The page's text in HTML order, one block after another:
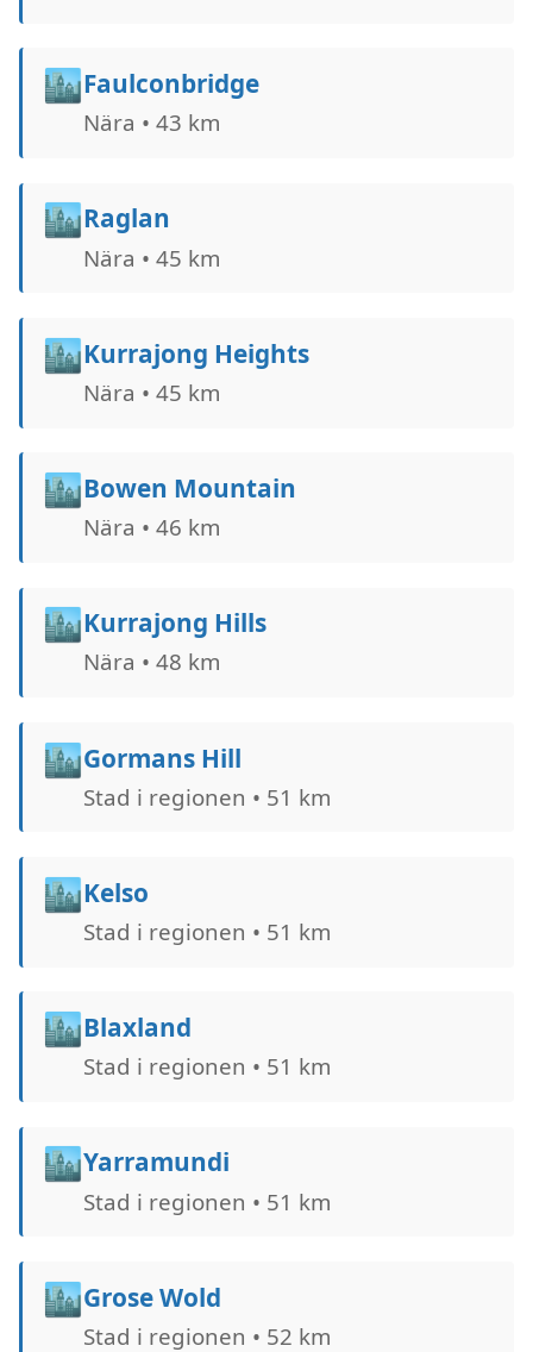
🏙️Faulconbridge
Nära • 43 km
🏙️Raglan
Nära • 45 km
🏙️Kurrajong Heights
Nära • 45 km
🏙️Bowen Mountain
Nära • 46 km
🏙️Kurrajong Hills
Nära • 48 km
🏙️Gormans Hill
Stad i regionen • 51 km
🏙️Kelso
Stad i regionen • 51 km
🏙️Blaxland
Stad i regionen • 51 km
🏙️Yarramundi
Stad i regionen • 51 km
🏙️Grose Wold
Stad i regionen • 52 km